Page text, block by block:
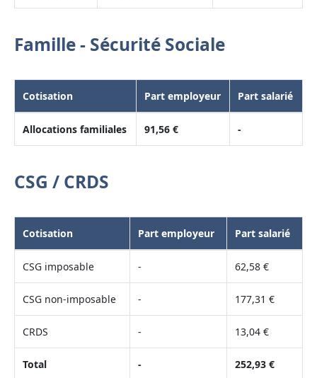
Famille - Sécurité Sociale
Cotisation Part employeur Part salarié
Allocations familiales 91,56 € -
CSG / CRDS
Cotisation Part employeur Part salarié
CSG imposable - 62,58 €
CSG non-imposable - 177,31 €
CRDS - 13,04 €
Total - 252,93 €